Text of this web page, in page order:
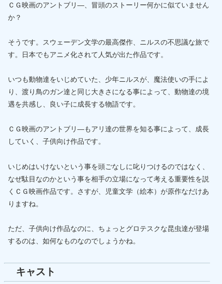
ＣＧ映画のアントブリ―、冒頭のストーリー何かに似ていません
か？
そうです。スウェーデン文学の最高傑作、ニルスの不思議な旅で
す。日本でもアニメ化されて人気が出た作品です。
いつも動物達をいじめていた、少年ニルスが、魔法使いの手によ
り、渡り鳥のガン達と同じ大きさになる事によって、動物達の境
遇を共感し、良い子に成長する物語です。
ＣＧ映画のアントブリ―もアリ達の世界を知る事によって、成長
していく、子供向け作品です。
いじめはいけないという事を頭ごなしに叱りつけるのではなく、
なぜ駄目なのかという事を相手の立場になって考える重要性を説
くＣＧ映画作品です。さすが、児童文学（絵本）が原作なだけあ
りますね。
ただ、子供向け作品なのに、ちょっとグロテスクな昆虫達が登場
するのは、如何なものなのでしょうかね。
キャスト